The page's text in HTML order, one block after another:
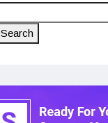
Search